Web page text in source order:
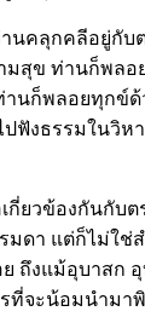
นคลุกคลีอยู่กับ
สุข ท่านก็พลอ
นก็พลอยทุกข์ด้
ฟังธรรมในวิห
กี่ยวข้องกันกับ
มดา แต่ก็ไม่ใ
ถึงแม้อุบาสก
ที่จะน้อมนำมา